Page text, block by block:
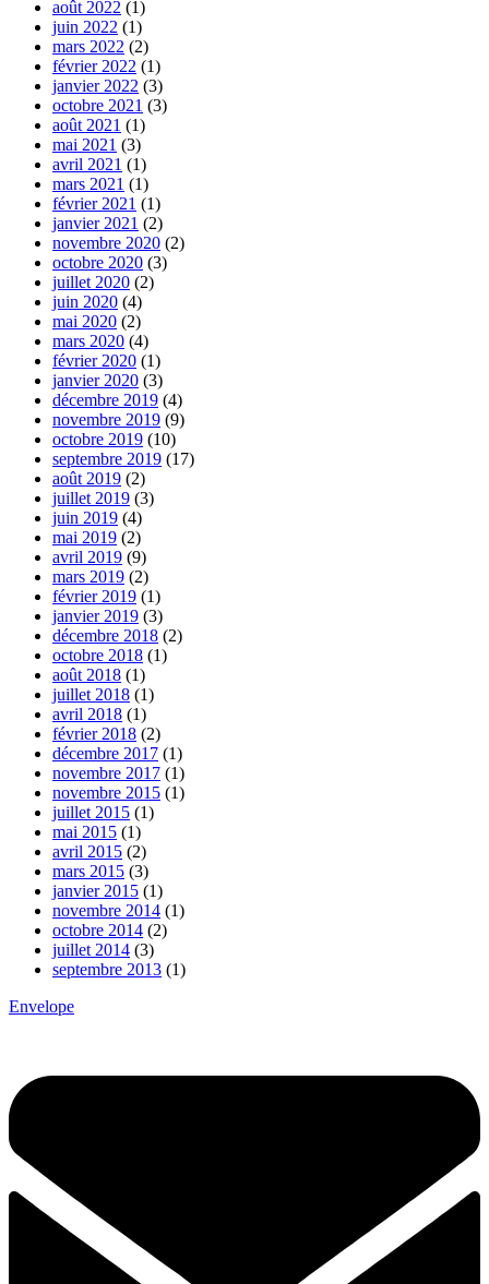
août 2022 (1)
juin 2022 (1)
mars 2022 (2)
février 2022 (1)
janvier 2022 (3)
octobre 2021 (3)
août 2021 (1)
mai 2021 (3)
avril 2021 (1)
mars 2021 (1)
février 2021 (1)
janvier 2021 (2)
novembre 2020 (2)
octobre 2020 (3)
juillet 2020 (2)
juin 2020 (4)
mai 2020 (2)
mars 2020 (4)
février 2020 (1)
janvier 2020 (3)
décembre 2019 (4)
novembre 2019 (9)
octobre 2019 (10)
septembre 2019 (17)
août 2019 (2)
juillet 2019 (3)
juin 2019 (4)
mai 2019 (2)
avril 2019 (9)
mars 2019 (2)
février 2019 (1)
janvier 2019 (3)
décembre 2018 (2)
octobre 2018 (1)
août 2018 (1)
juillet 2018 (1)
avril 2018 (1)
février 2018 (2)
décembre 2017 (1)
novembre 2017 (1)
novembre 2015 (1)
juillet 2015 (1)
mai 2015 (1)
avril 2015 (2)
mars 2015 (3)
janvier 2015 (1)
novembre 2014 (1)
octobre 2014 (2)
juillet 2014 (3)
septembre 2013 (1)
Envelope